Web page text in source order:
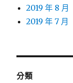
2019 年 8 月
2019 年 7 月
分類